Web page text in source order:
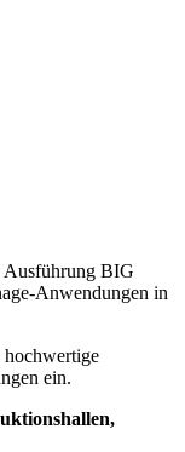
Ausführung BIG
Anwendungen in
hochwertige
ein.